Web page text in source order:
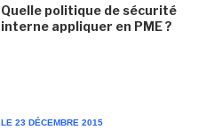
Quelle politique de sécurité
interne appliquer en PME ?
LE 23 DÉCEMBRE 2015